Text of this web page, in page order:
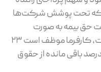
که تحت پوشش شرکت‌ها
حق بیمه به‌ صورت
مشارکتی انجام می‌شود. در این حالت، کارفرما موظف است ۲۳
از حق بیمه را پرداخت کند و ۷ درصد باقی ‌مانده از حقوق